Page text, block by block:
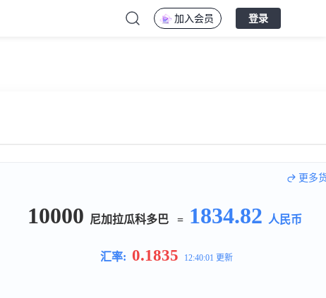
加入会员 登录
更多
10000 尼加拉瓜科多巴 = 1834.82 人民币
汇率: 0.1835 12:40:01 更新